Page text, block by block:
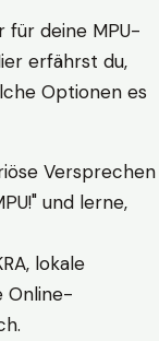
für deine MPU-
erfährst du,
Optionen es
Versprechen
und lerne,
lokale
Online-